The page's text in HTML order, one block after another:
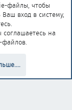
R
файлы, чтобы
вход в систему,
соглашаетесь на
файлов.